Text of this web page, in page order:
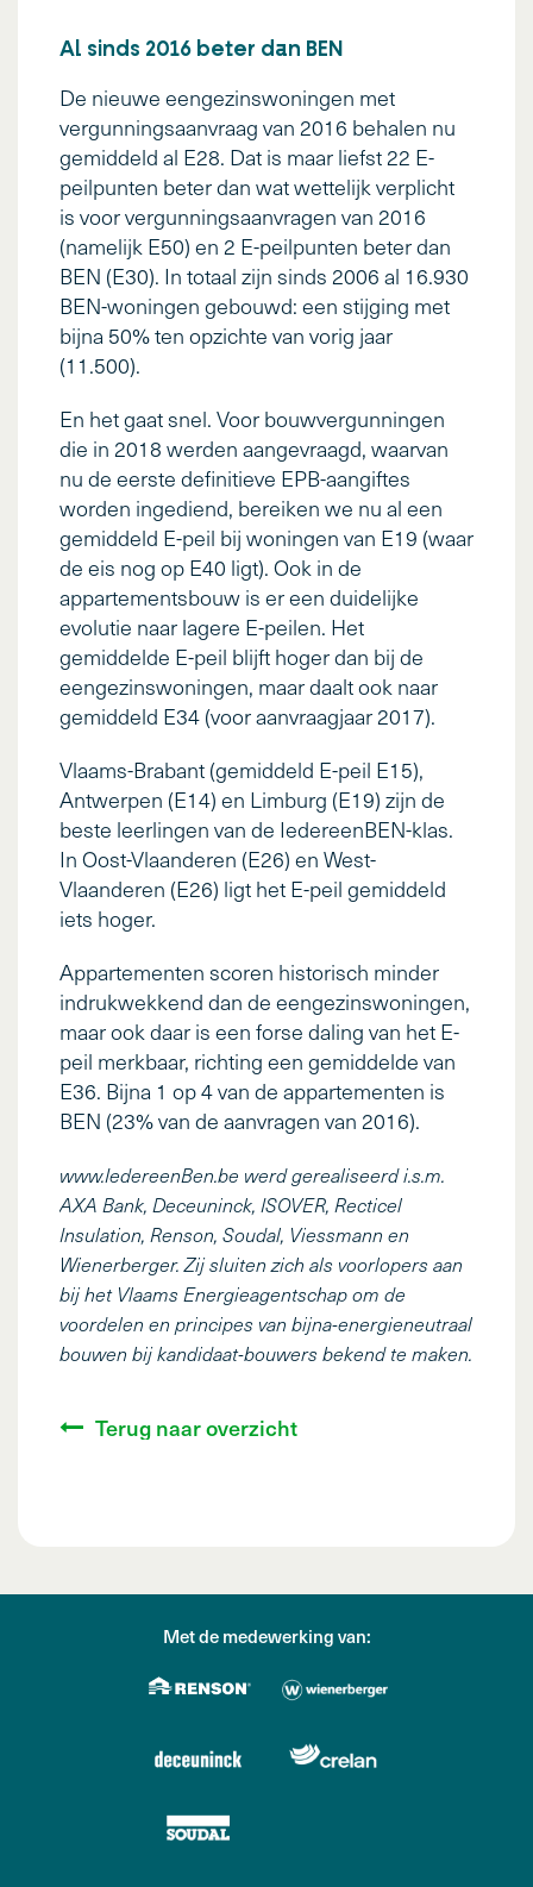
Al sinds 2016 beter dan BEN
De nieuwe eengezinswoningen met
vergunningsaanvraag van 2016 behalen nu
gemiddeld al E28. Dat is maar liefst 22 E-
peilpunten beter dan wat wettelijk verplicht
is voor vergunningsaanvragen van 2016
(namelijk E50) en 2 E-peilpunten beter dan
BEN (E30). In totaal zijn sinds 2006 al 16.930
BEN-woningen gebouwd: een stijging met
bijna 50% ten opzichte van vorig jaar
(11.500).
En het gaat snel. Voor bouwvergunningen
die in 2018 werden aangevraagd, waarvan
nu de eerste definitieve EPB-aangiftes
worden ingediend, bereiken we nu al een
gemiddeld E-peil bij woningen van E19 (waar
de eis nog op E40 ligt). Ook in de
appartementsbouw is er een duidelijke
evolutie naar lagere E-peilen. Het
gemiddelde E-peil blijft hoger dan bij de
eengezinswoningen, maar daalt ook naar
gemiddeld E34 (voor aanvraagjaar 2017).
Vlaams-Brabant (gemiddeld E-peil E15),
Antwerpen (E14) en Limburg (E19) zijn de
beste leerlingen van de IedereenBEN-klas.
In Oost-Vlaanderen (E26) en West-
Vlaanderen (E26) ligt het E-peil gemiddeld
iets hoger.
Appartementen scoren historisch minder
indrukwekkend dan de eengezinswoningen,
maar ook daar is een forse daling van het E-
peil merkbaar, richting een gemiddelde van
E36. Bijna 1 op 4 van de appartementen is
BEN (23% van de aanvragen van 2016).
www.IedereenBen.be werd gerealiseerd i.s.m.
AXA Bank, Deceuninck, ISOVER, Recticel
Insulation, Renson, Soudal, Viessmann en
Wienerberger. Zij sluiten zich als voorlopers aan
bij het Vlaams Energieagentschap om de
voordelen en principes van bijna-energieneutraal
bouwen bij kandidaat-bouwers bekend te maken.
Terug naar overzicht
Met de medewerking van: